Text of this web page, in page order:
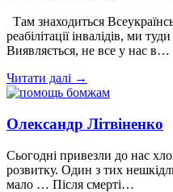
Там знаходиться
реабілітації інвалідів, ми
Виявляється, не все у нас в…
Читати далі →
Олександр Літвіненко
Сьогодні привезли до нас
розвитку. Один з тих
мало … Після смерті…